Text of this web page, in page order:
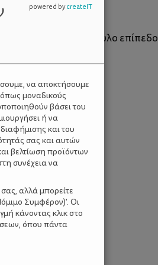
ένα κόκκινο στρόγγυλο επίπεδο
να αποκτήσουμε
μοναδικούς
βάσει του
ή να
και του
σας και αυτών
βελτίωση προϊόντων
συνέχεια να
αλλά μπορείτε
Συμφέρον)'. Οι
κάνοντας κλικ στο
όπου πάντα
powered bycreateIT